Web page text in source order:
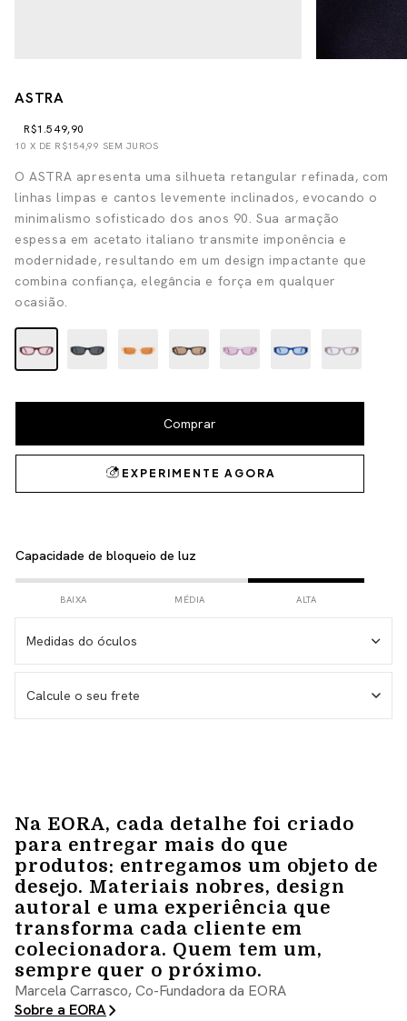
ASTRA
R$1.549,90
10 X DE R$154,99 SEM JUROS
O ASTRA apresenta uma silhueta retangular refinada, com
linhas limpas e cantos levemente inclinados, evocando o
minimalismo sofisticado dos anos 90. Sua armação
espessa em acetato italiano transmite imponência e
modernidade, resultando em um design impactante que
combina confiança, elegância e força em qualquer
ocasião.
Capacidade de bloqueio de luz
BAIXA MÉDIA ALTA
Medidas do óculos
Medida da lente – 53 mm
Medida do frontal total – 143 mm
Calcule o seu frete
Na EORA, cada detalhe foi criado
para entregar mais do que
produtos: entregamos um objeto de
desejo. Materiais nobres, design
autoral e uma experiência que
transforma cada cliente em
colecionadora. Quem tem um,
sempre quer o próximo.
Marcela Carrasco, Co-Fundadora da EORA
Sobre a EORA